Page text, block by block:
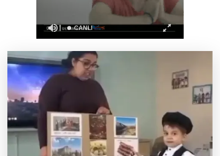
İstanbul Maltepe’de çocuklar kitapların renkli
dünyasında